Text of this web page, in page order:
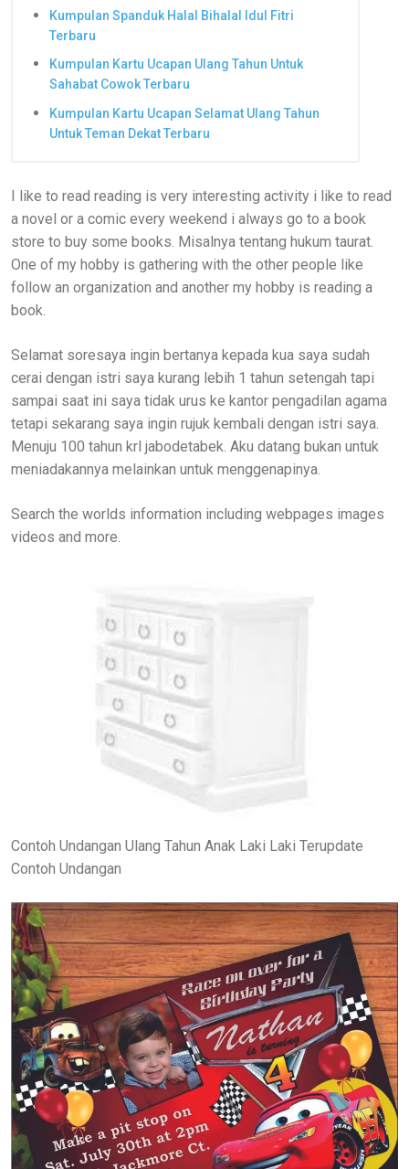
Kumpulan Spanduk Halal Bihalal Idul Fitri
Terbaru
Kumpulan Kartu Ucapan Ulang Tahun Untuk
Sahabat Cowok Terbaru
Kumpulan Kartu Ucapan Selamat Ulang Tahun
Untuk Teman Dekat Terbaru
I like to read reading is very interesting activity i like to read
a novel or a comic every weekend i always go to a book
store to buy some books. Misalnya tentang hukum taurat.
One of my hobby is gathering with the other people like
follow an organization and another my hobby is reading a
book.
Selamat soresaya ingin bertanya kepada kua saya sudah
cerai dengan istri saya kurang lebih 1 tahun setengah tapi
sampai saat ini saya tidak urus ke kantor pengadilan agama
tetapi sekarang saya ingin rujuk kembali dengan istri saya.
Menuju 100 tahun krl jabodetabek. Aku datang bukan untuk
meniadakannya melainkan untuk menggenapinya.
Search the worlds information including webpages images
videos and more.
Contoh Undangan Ulang Tahun Anak Laki Laki Terupdate
Contoh Undangan